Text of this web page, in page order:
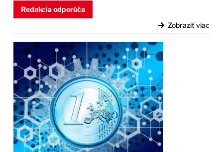
Redakcia odporúča
Zobraziť viac